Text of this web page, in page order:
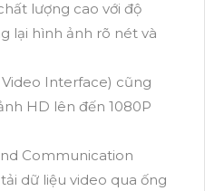
lượng cao với độ
lại hình ảnh rõ nét và
Interface) cũng
HD lên đến 1080P
Communication
dữ liệu video qua ống